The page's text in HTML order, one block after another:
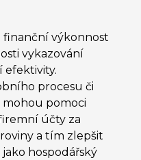
finanční výkonnost
vykazování
efektivity.
procesu či
pomoci
účty za
a tím zlepšit
hospodářský